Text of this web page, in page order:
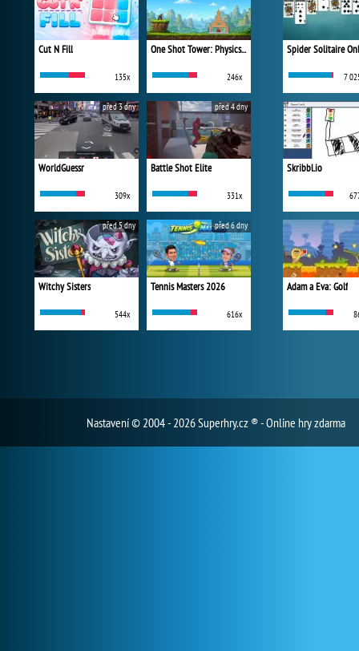
Cut N Fill
135x
One Shot Tower: Physics Destroyer
246x
WorldGuessr
309x
před 3 dny
Battle Shot Elite
331x
před 4 dny
Witchy Sisters
544x
před 5 dny
Tennis Masters 2026
616x
před 6 dny
Spider Solitaire
7
Skribbl.io
Adam a Eva: Golf
Nastavení© 2004 - 2026 Superhry.cz ® - Online hry zdarma